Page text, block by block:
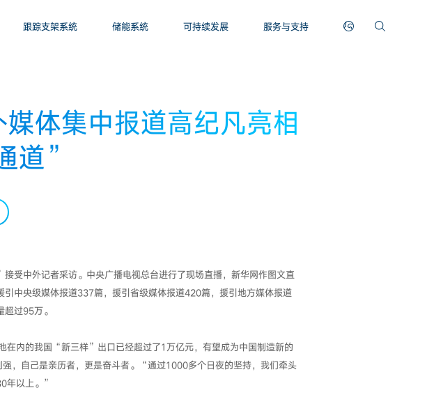
跟踪支架系统 储能系统 可持续发展 服务与支持
体集中报道高纪凡亮相
道”
中外记者采访。中央广播电视总台进行了现场直播，新华网作图文直
中央级媒体报道337篇，援引省级媒体报道420篇，援引地方媒体报道
过95万。
在内的我国“新三样”出口已经超过了1万亿元，有望成为中国制造新的
，自己是亲历者，更是奋斗者。“通过1000多个日夜的坚持，我们牵头
年以上。”